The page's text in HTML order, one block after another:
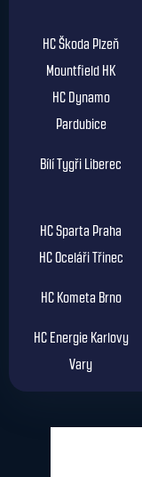
HC Škoda Plzeň
Mountfield HK
HC Dynamo
Pardubice
Bílí Tygři Liberec
HC Sparta Praha
HC Oceláři Třinec
HC Kometa Brno
HC Energie Karlovy
Vary